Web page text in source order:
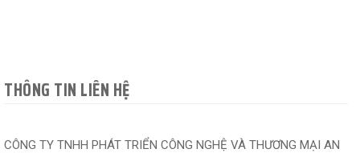
THÔNG TIN LIÊN HỆ
CÔNG TY TNHH PHÁT TRIỂN CÔNG NGHỆ VÀ THƯƠNG MẠI AN